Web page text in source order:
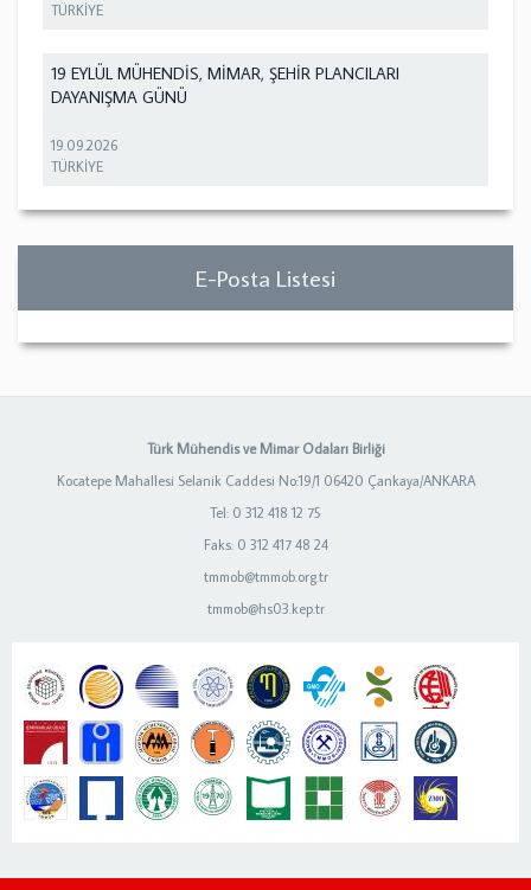
TÜRKİYE
19 EYLÜL MÜHENDİS, MİMAR, ŞEHİR PLANCILARI
DAYANIŞMA GÜNÜ
19.09.2026
TÜRKİYE
E-Posta Listesi
Türk Mühendis ve Mimar Odaları Birliği
Kocatepe Mahallesi Selanik Caddesi No:19/1 06420 Çankaya/ANKARA
Tel: 0 312 418 12 75
Faks: 0 312 417 48 24
tmmob@tmmob.org.tr
tmmob@hs03.kep.tr